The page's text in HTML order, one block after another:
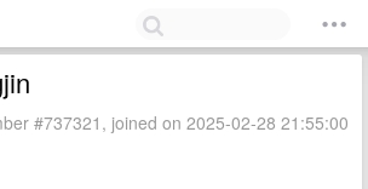
#737321, joined on 2025-02-28 21:55:00